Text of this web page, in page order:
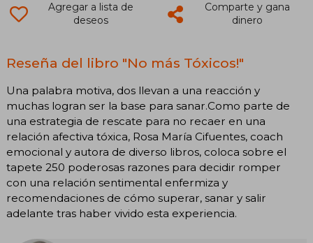
Agregar a lista de
deseos
Comparte y gana
dinero
Reseña del libro "No más Tóxicos!"
Una palabra motiva, dos llevan a una reacción y
muchas logran ser la base para sanar.Como parte de
una estrategia de rescate para no recaer en una
relación afectiva tóxica, Rosa María Cifuentes, coach
emocional y autora de diverso libros, coloca sobre el
tapete 250 poderosas razones para decidir romper
con una relación sentimental enfermiza y
recomendaciones de cómo superar, sanar y salir
adelante tras haber vivido esta experiencia.